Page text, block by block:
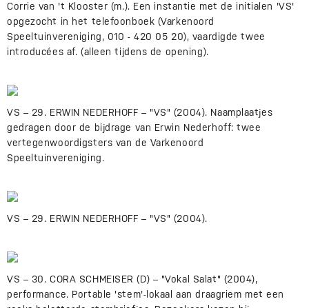
Corrie van 't Klooster (m.). Een instantie met de initialen 'VS'
opgezocht in het telefoonboek (Varkenoord
Speeltuinvereniging, 010 - 420 05 20), vaardigde twee
introducées af. (alleen tijdens de opening).
VS – 29. ERWIN NEDERHOFF – "VS" (2004). Naamplaatjes
gedragen door de bijdrage van Erwin Nederhoff: twee
vertegenwoordigsters van de Varkenoord
Speeltuinvereniging.
VS – 29. ERWIN NEDERHOFF – "VS" (2004).
VS – 30. CORA SCHMEISER (D) – "Vokal Salat" (2004),
performance. Portable 'stem'-lokaal aan draagriem met een